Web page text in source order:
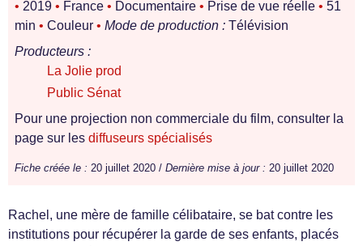
• 2019 • France • Documentaire • Prise de vue réelle • 51
min • Couleur • Mode de production : Télévision
Producteurs :
La Jolie prod
Public Sénat
Pour une projection non commerciale du film, consulter la
page sur les diffuseurs spécialisés
Fiche créée le : 20 juillet 2020 / Dernière mise à jour : 20 juillet 2020
Rachel, une mère de famille célibataire, se bat contre les
institutions pour récupérer la garde de ses enfants, placés